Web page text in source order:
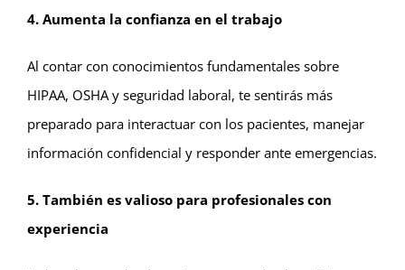
4. Aumenta la confianza en el trabajo
Al contar con conocimientos fundamentales sobre
HIPAA, OSHA y seguridad laboral, te sentirás más
preparado para interactuar con los pacientes, manejar
información confidencial y responder ante emergencias.
5. También es valioso para profesionales con
experiencia